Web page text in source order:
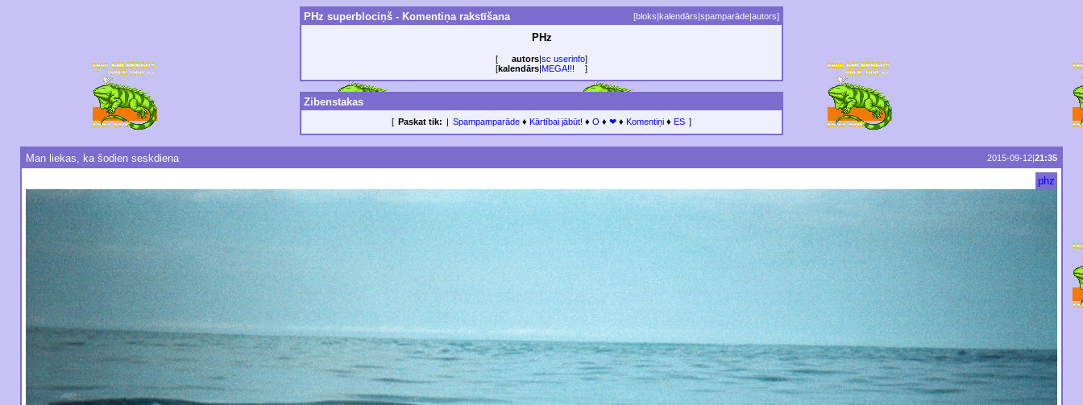
PHz superblociņš - Komentiņa rakstīšana [bloks|kalendārs|spamparāde|autors]
PHz
[ autors sc userinfo]
[kalendārs MEGA!!! ]
Zibenstakas
[ Paskat tik: Spampamparāde ♦ Kārtībai jābūt! ♦ O ♦ ❤ ♦ Komentiņi ♦ ES ]
Man liekas, ka šodien seskdiena 2015-09-12|21:35
phz